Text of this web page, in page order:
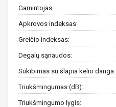
Gamintojas:
Apkrovos indeksas:
Greičio indeksas:
Degalų sąnaudos:
Sukibimas su šlapia kelio danga:
Triukšmingumas (dB):
Triukšmingumo lygis: